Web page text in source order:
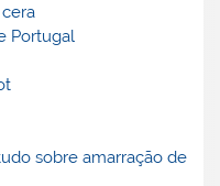
Portugal
sobre amarração de